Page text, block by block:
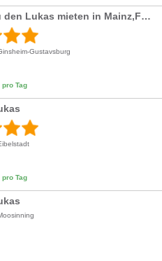
Kinder Hau den Lukas mieten in Mainz,Frankfurt,Mainz,Wiesbaden,Darmstadt
Gustavsburg
pro Tag
pro Tag